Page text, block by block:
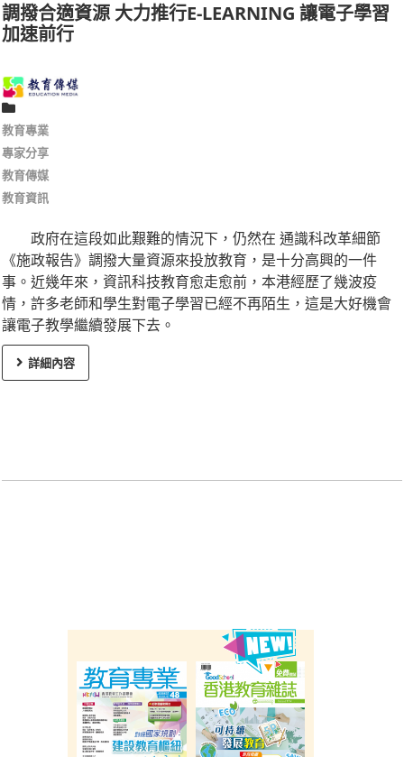
調撥合適資源 大力推行E-LEARNING 讓電子學習
加速前行
教育專業
專家分享
教育傳媒
教育資訊
政府在這段如此艱難的情況下，仍然在 通識科改革細節
《施政報告》調撥大量資源來投放教育，是十分高興的一件
事。近幾年來，資訊科技教育愈走愈前，本港經歷了幾波疫
情，許多老師和學生對電子學習已經不再陌生，這是大好機會
讓電子教學繼續發展下去。
詳細內容